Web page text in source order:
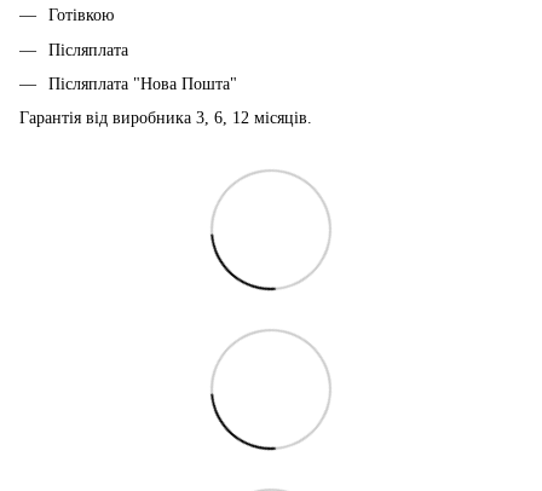
Готівкою
Післяплата
Післяплата "Нова Пошта"
Гарантія від виробника 3, 6, 12 місяців.